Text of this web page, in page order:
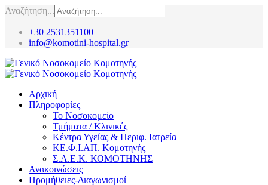
Αναζήτηση...
+30 2531351100
info@komotini-hospital.gr
Αρχική
Πληροφορίες
Το Νοσοκομείο
Τμήματα / Κλινικές
Κέντρα Υγείας & Περιφ. Ιατρεία
ΚΕ.Φ.Ι.ΑΠ. Κομοτηνής
Σ.Α.Ε.Κ. ΚΟΜΟΤΗΝΗΣ
Ανακοινώσεις
Προμήθειες-Διαγωνισμοί